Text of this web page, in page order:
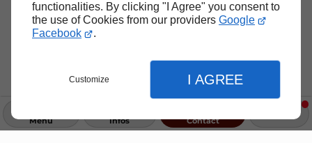
functionalities. By clicking "I Agree" you consent to
the use of Cookies from our providers Google
Facebook
.
Customize I AGREE
Menu Infos Contact